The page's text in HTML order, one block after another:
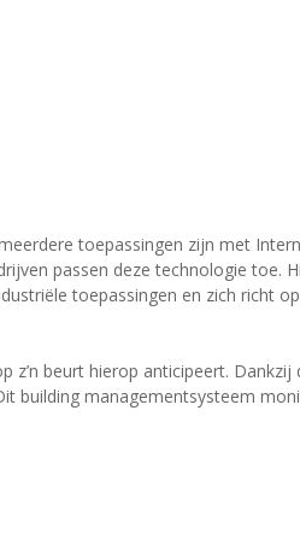
toepassingen zijn met
passen deze technologie toe.
toepassingen en zich richt
beurt hierop anticipeert. Dankzij
building managementsysteem